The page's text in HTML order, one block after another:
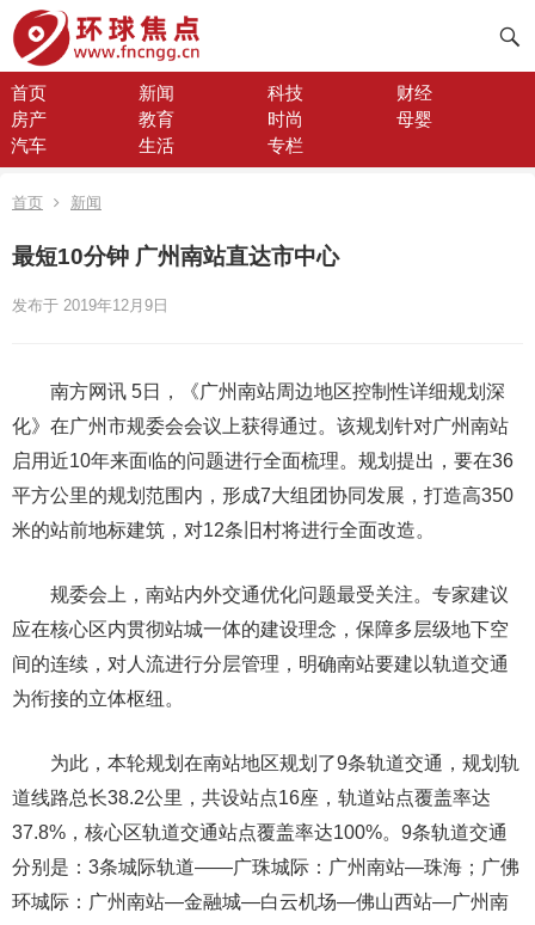
首页 新闻 科技
财经
房产
教育 时尚
母婴
汽车
生活 专栏
首页 新闻
最短10分钟 广州南站直达市中心
发布于 2019年12月9日
南方网讯 5日，《广州南站周边地区控制性详细规划深
化》在广州市规委会会议上获得通过。该规划针对广州南站
启用近10年来面临的问题进行全面梳理。规划提出，要在36
平方公里的规划范围内，形成7大组团协同发展，打造高350
米的站前地标建筑，对12条旧村将进行全面改造。
规委会上，南站内外交通优化问题最受关注。专家建议
应在核心区内贯彻站城一体的建设理念，保障多层级地下空
间的连续，对人流进行分层管理，明确南站要建以轨道交通
为衔接的立体枢纽。
为此，本轮规划在南站地区规划了9条轨道交通，规划轨
道线路总长38.2公里，共设站点16座，轨道站点覆盖率达
37.8%，核心区轨道交通站点覆盖率达100%。9条轨道交通
分别是：3条城际轨道——广珠城际：广州南站—珠海；广佛
环城际：广州南站—金融城—白云机场—佛山西站—广州南